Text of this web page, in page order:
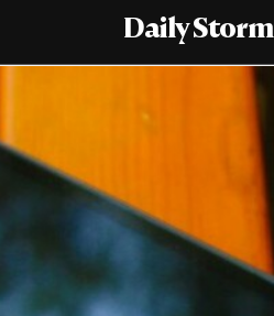
Daily Storm